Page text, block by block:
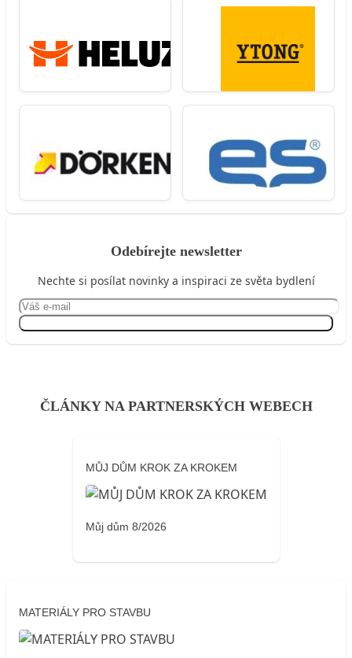
Odebírejte newsletter
Nechte si posílat novinky a inspiraci ze světa bydlení
ČLÁNKY NA PARTNERSKÝCH WEBECH
MŮJ DŮM KROK ZA KROKEM
Můj dům 8/2026
MATERIÁLY PRO STAVBU